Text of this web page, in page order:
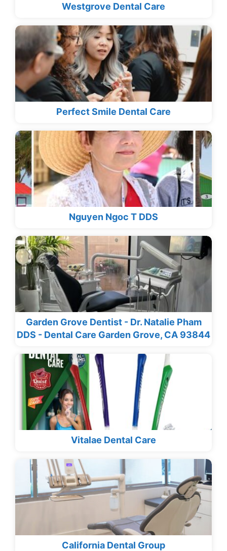
Westgrove Dental Care
Perfect Smile Dental Care
Nguyen Ngoc T DDS
Garden Grove Dentist - Dr. Natalie Pham
DDS - Dental Care Garden Grove, CA 93844
Vitalae Dental Care
California Dental Group